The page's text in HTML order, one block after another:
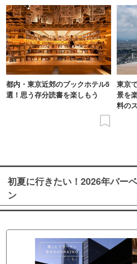
都内・東京近郊のブックホテル5
選！思う存分読書を楽しもう
東京
景を
料の
初夏に行きたい！2026年バー
ン